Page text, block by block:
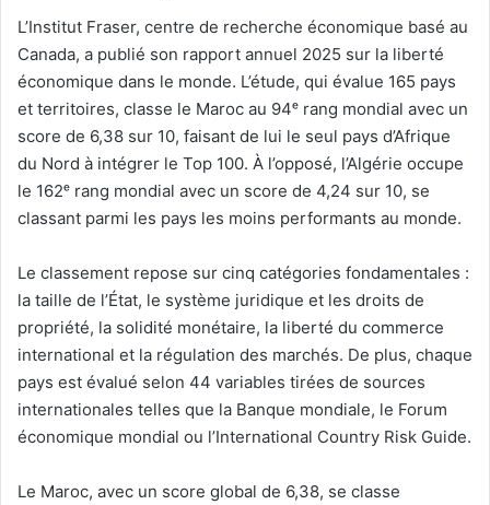
L’Institut Fraser, centre de recherche économique basé au
Canada, a publié son rapport annuel 2025 sur la liberté
économique dans le monde. L’étude, qui évalue 165 pays
et territoires, classe le Maroc au 94ᵉ rang mondial avec un
score de 6,38 sur 10, faisant de lui le seul pays d’Afrique
du Nord à intégrer le Top 100. À l’opposé, l’Algérie occupe
le 162ᵉ rang mondial avec un score de 4,24 sur 10, se
classant parmi les pays les moins performants au monde.
Le classement repose sur cinq catégories fondamentales :
la taille de l’État, le système juridique et les droits de
propriété, la solidité monétaire, la liberté du commerce
international et la régulation des marchés. De plus, chaque
pays est évalué selon 44 variables tirées de sources
internationales telles que la Banque mondiale, le Forum
économique mondial ou l’International Country Risk Guide.
Le Maroc, avec un score global de 6,38, se classe